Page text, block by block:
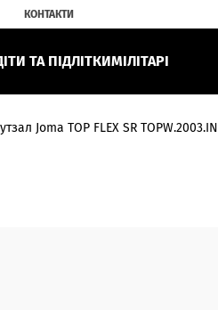
КОНТАКТИ
ТА ПІДЛІТКИМІЛІТАРІ
Joma TOP FLEX SR TOPW.2003.IN